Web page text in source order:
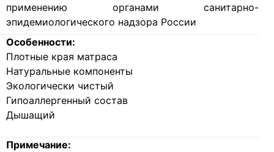
применению органами санитарно-
эпидемиологического надзора России
Особенности:
Плотные края матраса
Натуральные компоненты
Экологически чистый
Гипоаллергенный состав
Дышащий
Примечание: